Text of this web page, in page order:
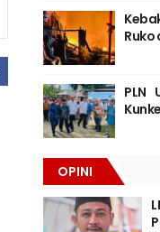
Ruko
PLN
OPINI